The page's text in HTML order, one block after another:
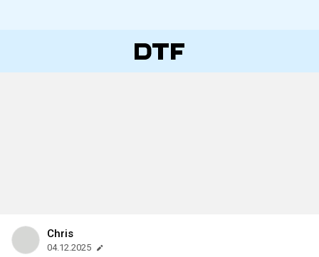
Chris
04.12.2025